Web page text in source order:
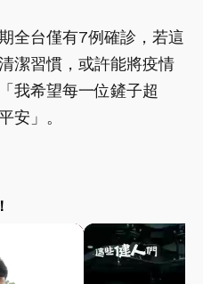
全台僅有7例確診，若這
潔習慣，或許能將疫情
我希望每一位鏟子超
安」。